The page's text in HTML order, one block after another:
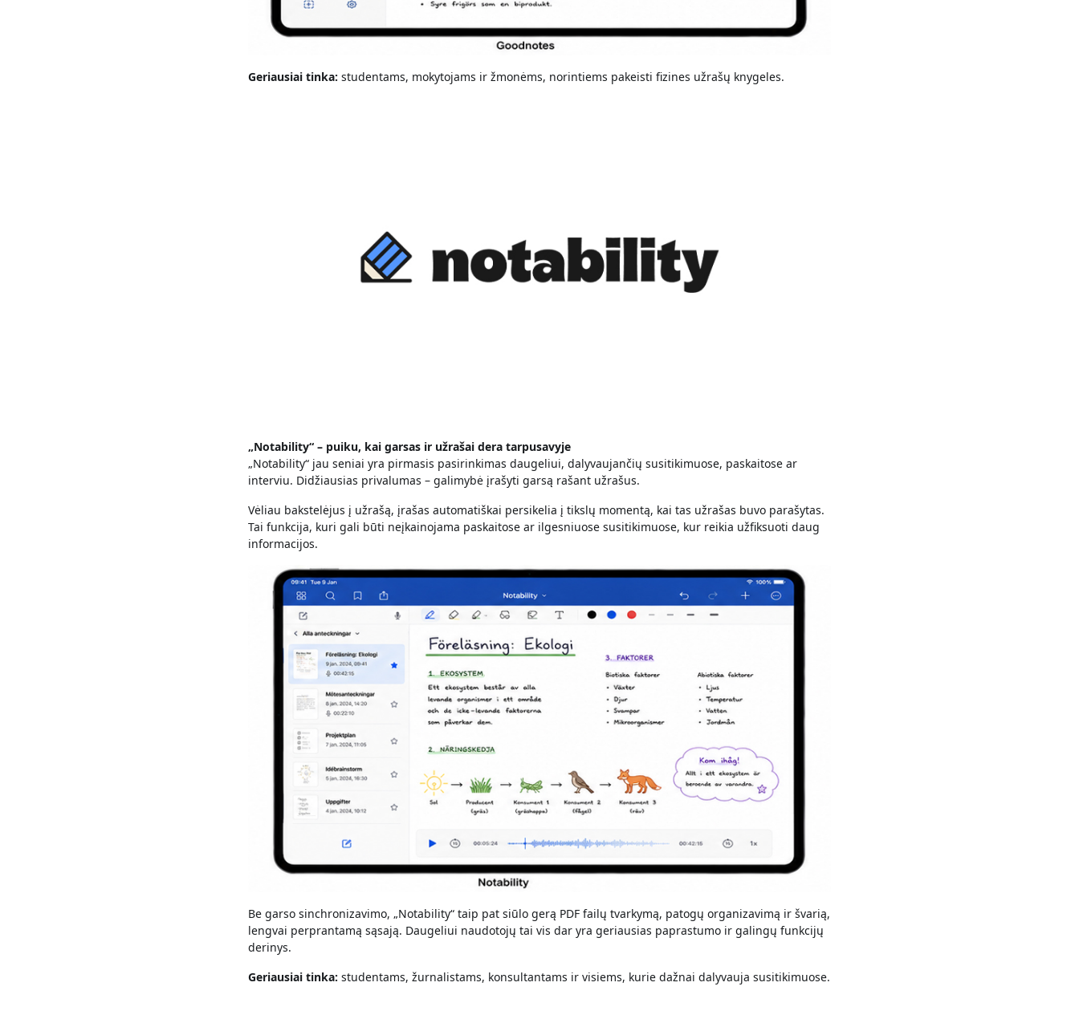
Geriausiai tinka: studentams, mokytojams ir žmonėms, norintiems pakeisti fizines užrašų knygeles.
„Notability“ – puiku, kai garsas ir užrašai dera tarpusavyje
„Notability“ jau seniai yra pirmasis pasirinkimas daugeliui, dalyvaujančių susitikimuose, paskaitose ar
interviu. Didžiausias privalumas – galimybė įrašyti garsą rašant užrašus.
Vėliau bakstelėjus į užrašą, įrašas automatiškai persikelia į tikslų momentą, kai tas užrašas buvo parašytas.
Tai funkcija, kuri gali būti neįkainojama paskaitose ar ilgesniuose susitikimuose, kur reikia užfiksuoti daug
informacijos.
Be garso sinchronizavimo, „Notability“ taip pat siūlo gerą PDF failų tvarkymą, patogų organizavimą ir švarią,
lengvai perprantamą sąsają. Daugeliui naudotojų tai vis dar yra geriausias paprastumo ir galingų funkcijų
derinys.
Geriausiai tinka: studentams, žurnalistams, konsultantams ir visiems, kurie dažnai dalyvauja susitikimuose.